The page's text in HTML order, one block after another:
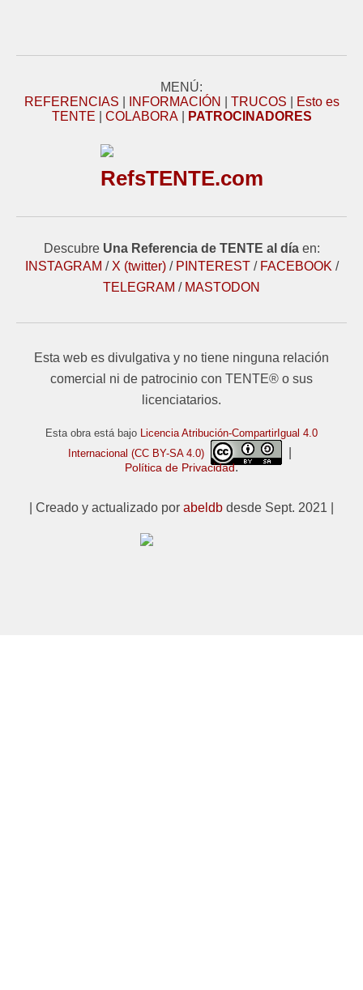
MENÚ:
REFERENCIAS
INFORMACIÓN TRUCOS
Esto es
TENTE
COLABORA| PATROCINADORES
RefsTENTE.com
Descubre Una Referencia de TENTE al díaen:
INSTAGRAM / X (twitter)/ PINTEREST/ FACEBOOK /
TELEGRAM / MASTODON
Esta web es divulgativa y no tiene ninguna relación
comercial ni de patrocinio con TENTE® o sus
licenciatarios.
Esta obra está bajo Licencia Atribución-CompartirIgual 4.0
Internacional (CC BY-SA 4.0)
Política de Privacidad.
| Creado y actualizado por abeldb desde Sept. 2021 |